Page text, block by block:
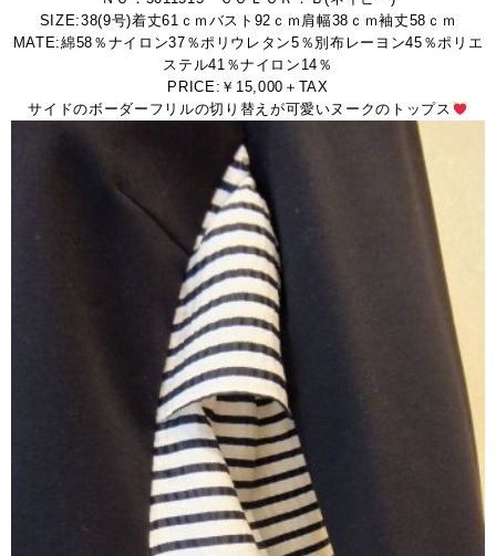
SIZE:38(9号)着丈61ｃｍバスト92ｃｍ肩幅38ｃｍ袖丈58ｃｍ
MATE:綿58％ナイロン37％ポリウレタン5％別布レーヨン45％ポリエ
ステル41％ナイロン14％
PRICE:￥15,000＋TAX
サイドのボーダーフリルの切り替えが可愛いヌークのトップス